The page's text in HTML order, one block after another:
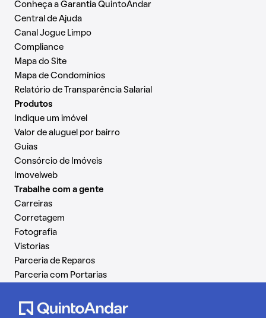
Conheça a Garantia QuintoAndar
Central de Ajuda
Canal Jogue Limpo
Compliance
Mapa do Site
Mapa de Condomínios
Relatório de Transparência Salarial
Produtos
Indique um imóvel
Valor de aluguel por bairro
Guias
Consórcio de Imóveis
Imovelweb
Trabalhe com a gente
Carreiras
Corretagem
Fotografia
Vistorias
Parceria de Reparos
Parceria com Portarias